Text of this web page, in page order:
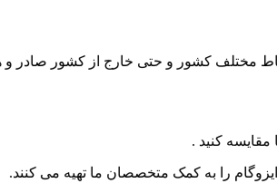
نقاط مختلف کشور و حتی خارج از کشور صادر
مقایسه کنید .
را به کمک متخصصان ما تهیه می کنند.